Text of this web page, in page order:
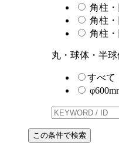
角柱
角柱
角柱
丸・球体・半球
すべて
この条件で検索